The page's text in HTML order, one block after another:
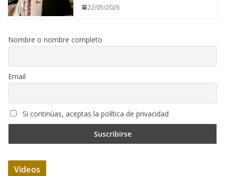
22/05/2026
Nombre o nombre completo
Email
Si continúas, aceptas la política de privacidad
Videos